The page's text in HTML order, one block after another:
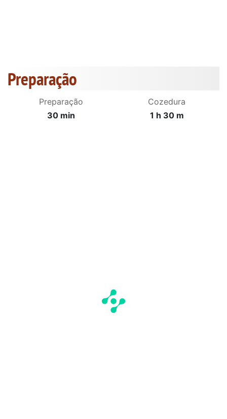
Preparação
Preparação
30 min
Cozedura
1 h 30 m